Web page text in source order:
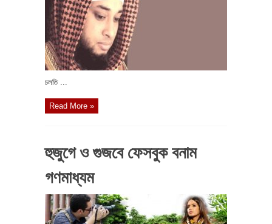
চলতি ...
Read More »
হুজুগে ও গুজবে ফেসবুক বনাম
গণমাধ্যম